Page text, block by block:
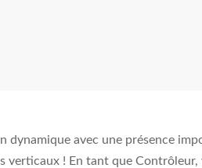
avec une présence
verticaux ! En tant que Contrôleur,